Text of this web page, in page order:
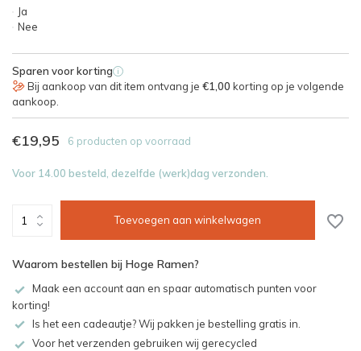
Ja
Nee
Sparen voor korting i
Bij aankoop van dit item ontvang je €1,00 korting op je volgende
aankoop.
€19,95 6 producten op voorraad
Voor 14.00 besteld, dezelfde (werk)dag verzonden.
Toevoegen aan winkelwagen
Waarom bestellen bij Hoge Ramen?
Maak een account aan en spaar automatisch punten voor
korting!
Is het een cadeautje? Wij pakken je bestelling gratis in.
Voor het verzenden gebruiken wij gerecycled